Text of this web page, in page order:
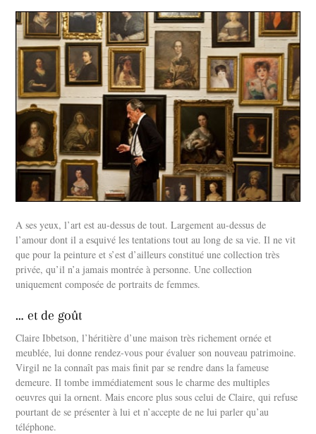
A ses yeux, l’art est au-dessus de tout. Largement au-dessus de
l’amour dont il a esquivé les tentations tout au long de sa vie. Il ne vit
que pour la peinture et s’est d’ailleurs constitué une collection très
privée, qu’il n’a jamais montrée à personne. Une collection
uniquement composée de portraits de femmes.
… et de goût
Claire Ibbetson, l’héritière d’une maison très richement ornée et
meublée, lui donne rendez-vous pour évaluer son nouveau patrimoine.
Virgil ne la connaît pas mais finit par se rendre dans la fameuse
demeure. Il tombe immédiatement sous le charme des multiples
oeuvres qui la ornent. Mais encore plus sous celui de Claire, qui refuse
pourtant de se présenter à lui et n’accepte de ne lui parler qu’au
téléphone.